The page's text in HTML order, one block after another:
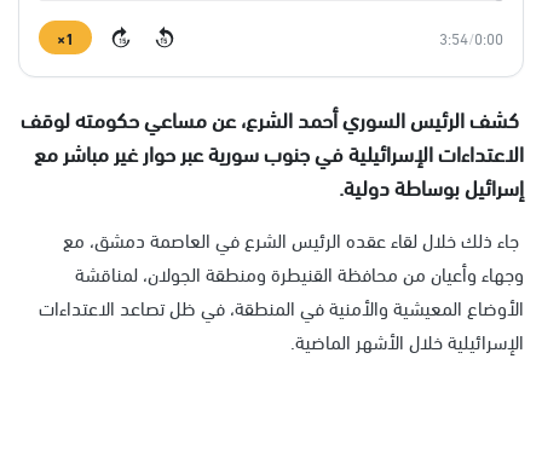
0:00
/
3:54
15
15
1×
كشف الرئيس السوري أحمد الشرع، عن مساعي حكومته لوقف
الاعتداءات الإسرائيلية في جنوب سورية عبر حوار غير مباشر مع
إسرائيل بوساطة دولية.
جاء ذلك خلال لقاء عقده الرئيس الشرع في العاصمة دمشق، مع
وجهاء وأعيان من محافظة القنيطرة ومنطقة الجولان، لمناقشة
الأوضاع المعيشية والأمنية في المنطقة، في ظل تصاعد الاعتداءات
الإسرائيلية خلال الأشهر الماضية.